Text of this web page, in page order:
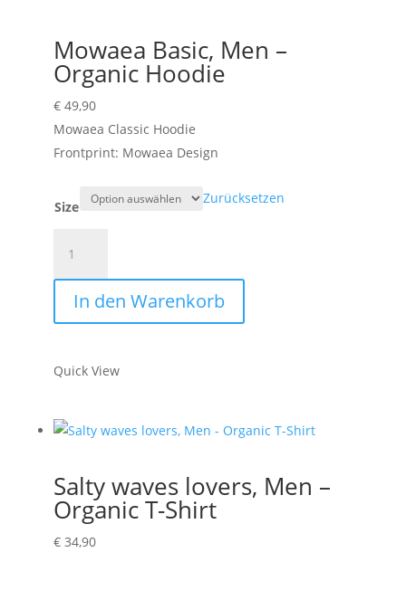
Mowaea Basic, Men –
Organic Hoodie
€49,90
Mowaea Classic Hoodie
Frontprint: Mowaea Design
Size
Zurücksetzen
Basic,
Men
Menge
In den Warenkorb
Quick View
Salty waves lovers, Men –
Organic T-Shirt
€34,90